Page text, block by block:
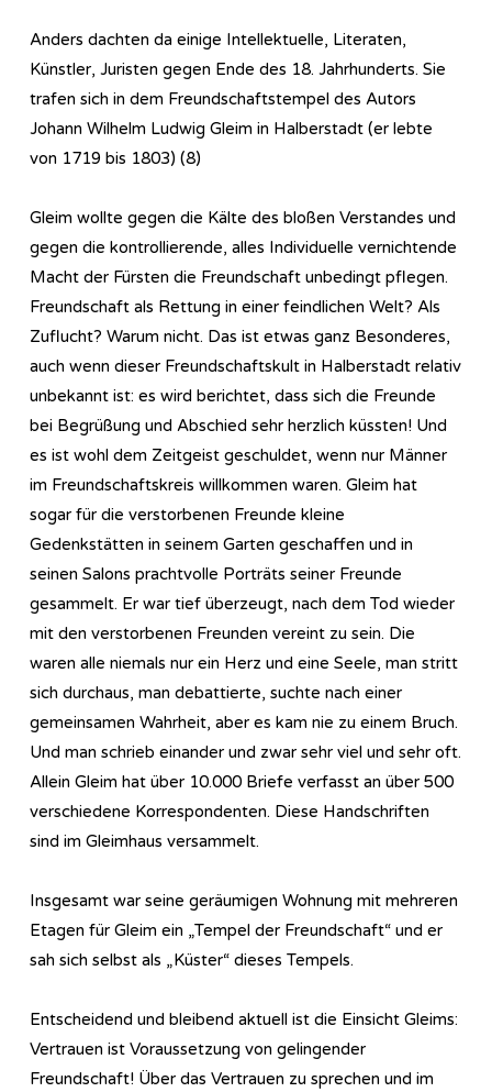
Anders dachten da einige Intellektuelle, Literaten,
Künstler, Juristen gegen Ende des 18. Jahrhunderts. Sie
trafen sich in dem Freundschaftstempel des Autors
Johann Wilhelm Ludwig Gleim in Halberstadt (er lebte
von 1719 bis 1803) (8)
Gleim wollte gegen die Kälte des bloßen Verstandes und
gegen die kontrollierende, alles Individuelle vernichtende
Macht der Fürsten die Freundschaft unbedingt pflegen.
Freundschaft als Rettung in einer feindlichen Welt? Als
Zuflucht? Warum nicht. Das ist etwas ganz Besonderes,
auch wenn dieser Freundschaftskult in Halberstadt relativ
unbekannt ist: es wird berichtet, dass sich die Freunde
bei Begrüßung und Abschied sehr herzlich küssten! Und
es ist wohl dem Zeitgeist geschuldet, wenn nur Männer
im Freundschaftskreis willkommen waren. Gleim hat
sogar für die verstorbenen Freunde kleine
Gedenkstätten in seinem Garten geschaffen und in
seinen Salons prachtvolle Porträts seiner Freunde
gesammelt. Er war tief überzeugt, nach dem Tod wieder
mit den verstorbenen Freunden vereint zu sein. Die
waren alle niemals nur ein Herz und eine Seele, man stritt
sich durchaus, man debattierte, suchte nach einer
gemeinsamen Wahrheit, aber es kam nie zu einem Bruch.
Und man schrieb einander und zwar sehr viel und sehr oft.
Allein Gleim hat über 10.000 Briefe verfasst an über 500
verschiedene Korrespondenten. Diese Handschriften
sind im Gleimhaus versammelt.
Insgesamt war seine geräumigen Wohnung mit mehreren
Etagen für Gleim ein „Tempel der Freundschaft“ und er
sah sich selbst als „Küster“ dieses Tempels.
Entscheidend und bleibend aktuell ist die Einsicht Gleims:
Vertrauen ist Voraussetzung von gelingender
Freundschaft! Über das Vertrauen zu sprechen und im